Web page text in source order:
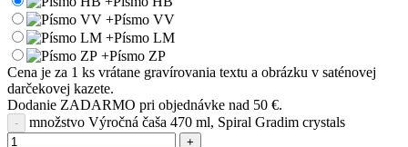
+Písmo VV
+Písmo LM
+Písmo ZP
Cena je za 1 ks vrátane gravírovania textu a obrázku v saténovej
darčekovej kazete.
Dodanie ZADARMO pri objednávke nad 50 €.
množstvo Výročná čaša 470 ml, Spiral Gradim crystals